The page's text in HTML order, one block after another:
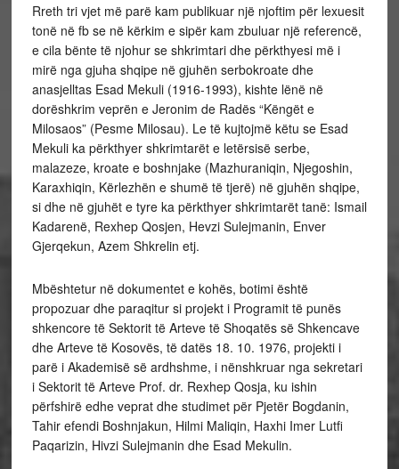
Rreth tri vjet më parë kam publikuar një njoftim për lexuesit
tonë në fb se në kërkim e sipër kam zbuluar një referencë,
e cila bënte të njohur se shkrimtari dhe përkthyesi më i
mirë nga gjuha shqipe në gjuhën serbokroate dhe
anasjelltas Esad Mekuli (1916-1993), kishte lënë në
dorëshkrim veprën e Jeronim de Radës “Këngët e
Milosaos” (Pesme Milosau). Le të kujtojmë këtu se Esad
Mekuli ka përkthyer shkrimtarët e letërsisë serbe,
malazeze, kroate e boshnjake (Mazhuraniqin, Njegoshin,
Karaxhiqin, Kërlezhën e shumë të tjerë) në gjuhën shqipe,
si dhe në gjuhët e tyre ka përkthyer shkrimtarët tanë: Ismail
Kadarenë, Rexhep Qosjen, Hevzi Sulejmanin, Enver
Gjerqekun, Azem Shkrelin etj.
Mbështetur në dokumentet e kohës, botimi është
propozuar dhe paraqitur si projekt i Programit të punës
shkencore të Sektorit të Arteve të Shoqatës së Shkencave
dhe Arteve të Kosovës, të datës 18. 10. 1976, projekti i
parë i Akademisë së ardhshme, i nënshkruar nga sekretari
i Sektorit të Arteve Prof. dr. Rexhep Qosja, ku ishin
përfshirë edhe veprat dhe studimet për Pjetër Bogdanin,
Tahir efendi Boshnjakun, Hilmi Maliqin, Haxhi Imer Lutfi
Paqarizin, Hivzi Sulejmanin dhe Esad Mekulin.